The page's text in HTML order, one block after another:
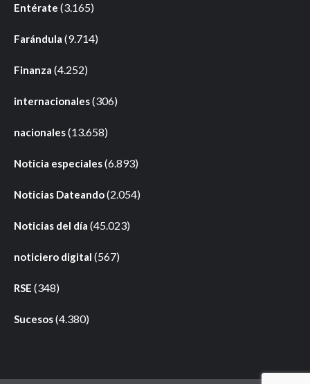
Entérate (3.165)
Farándula (9.714)
Finanza (4.252)
internacionales(306)
nacionales(13.658)
Noticia especiales(6.893)
Noticias Dateando(2.054)
Noticias del día (45.023)
noticiero digital (567)
RSE (348)
Sucesos(4.380)